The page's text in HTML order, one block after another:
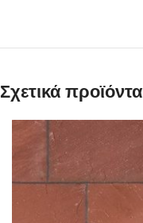
Σχετικά προϊόντα